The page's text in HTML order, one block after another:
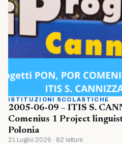
ISTITUZIONI SCOLASTICHE
2005-06-09 – ITIS S.
Comenius 1 Project
Polonia
21 Luglio 2026 · 82 letture